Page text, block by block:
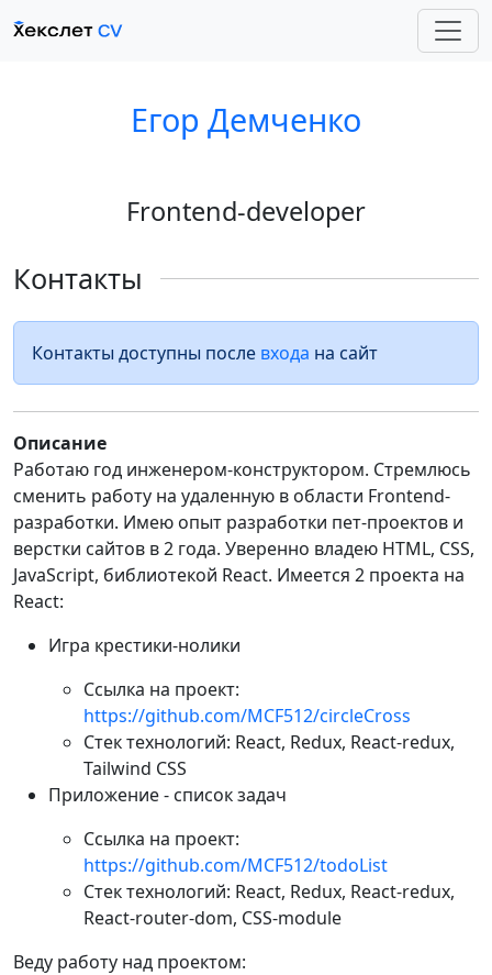
Егор Демченко
Frontend-developer
Контакты
Контакты доступны после входа на сайт
Описание
Работаю год инженером-конструктором. Стремлюсь
сменить работу на удаленную в области Frontend-
разработки. Имею опыт разработки пет-проектов и
верстки сайтов в 2 года. Уверенно владею HTML, CSS,
JavaScript, библиотекой React. Имеется 2 проекта на
React:
Игра крестики-нолики
Ссылка на проект:
https://github.com/MCF512/circleCross
Стек технологий: React, Redux, React-redux,
Tailwind CSS
Приложение - список задач
Ссылка на проект:
https://github.com/MCF512/todoList
Стек технологий: React, Redux, React-redux,
React-router-dom, CSS-module
Веду работу над проектом: